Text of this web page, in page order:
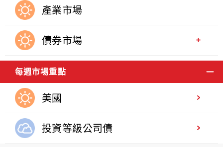
產業市場
債券市場
每週市場重點
美國
投資等級公司債